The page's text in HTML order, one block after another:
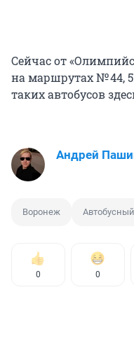
Сейчас от
на маршрутах № 44,
таких автобусов
Андрей
Воронеж
0 0